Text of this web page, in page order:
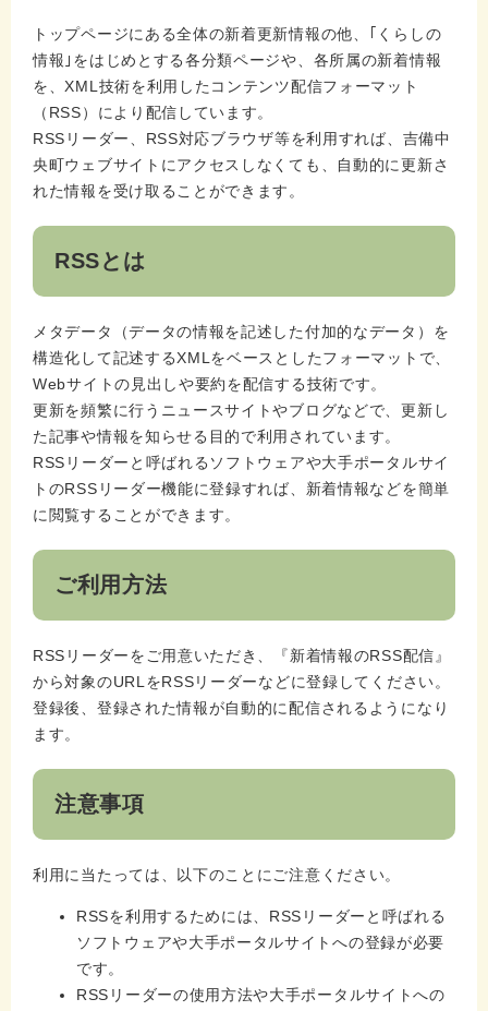
トップページにある全体の新着更新情報の他、｢くらしの
情報｣をはじめとする各分類ページや、各所属の新着情報
を、XML技術を利用したコンテンツ配信フォーマット
（RSS）により配信しています。
RSSリーダー、RSS対応ブラウザ等を利用すれば、吉備中
央町ウェブサイトにアクセスしなくても、自動的に更新さ
れた情報を受け取ることができます。
RSSとは
メタデータ（データの情報を記述した付加的なデータ）を
構造化して記述するXMLをベースとしたフォーマットで、
Webサイトの見出しや要約を配信する技術です。
更新を頻繁に行うニュースサイトやブログなどで、更新し
た記事や情報を知らせる目的で利用されています。
RSSリーダーと呼ばれるソフトウェアや大手ポータルサイ
トのRSSリーダー機能に登録すれば、新着情報などを簡単
に閲覧することができます。
ご利用方法
RSSリーダーをご用意いただき、『新着情報のRSS配信』
から対象のURLをRSSリーダーなどに登録してください。
登録後、登録された情報が自動的に配信されるようになり
ます。
注意事項
利用に当たっては、以下のことにご注意ください。
RSSを利用するためには、RSSリーダーと呼ばれる
ソフトウェアや大手ポータルサイトへの登録が必要
です。
RSSリーダーの使用方法や大手ポータルサイトへの